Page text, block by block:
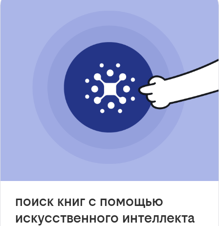
поиск книг с помощью
искусственного интеллекта